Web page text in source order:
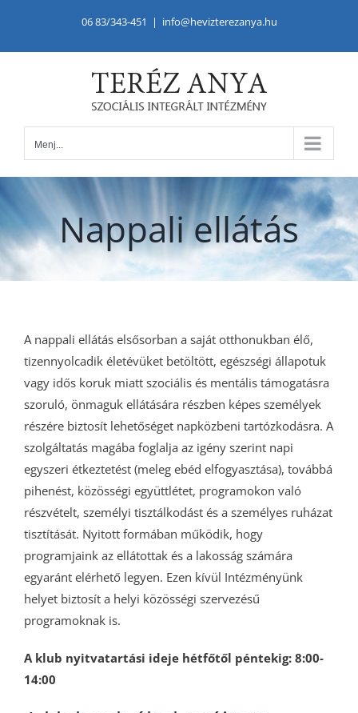
06 83/343-451 | info@hevizterezanya.hu
Menj...
Nappali ellátás
A nappali ellátás elsősorban a saját otthonukban élő,
tizennyolcadik életévüket betöltött, egészségi állapotuk
vagy idős koruk miatt szociális és mentális támogatásra
szoruló, önmaguk ellátására részben képes személyek
részére biztosít lehetőséget napközbeni tartózkodásra. A
szolgáltatás magába foglalja az igény szerint napi
egyszeri étkeztetést (meleg ebéd elfogyasztása), továbbá
pihenést, közösségi együttlétet, programokon való
részvételt, személyi tisztálkodást és a személyes ruházat
tisztítását. Nyitott formában működik, hogy
programjaink az ellátottak és a lakosság számára
egyaránt elérhető legyen. Ezen kívül Intézményünk
helyet biztosít a helyi közösségi szervezésű
programoknak is.
A klub nyitvatartási ideje hétfőtől péntekig: 8:00-
14:00